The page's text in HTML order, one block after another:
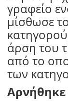
γραφείο
μίσθωσε
άρση του
από το
των
Αρνήθηκε